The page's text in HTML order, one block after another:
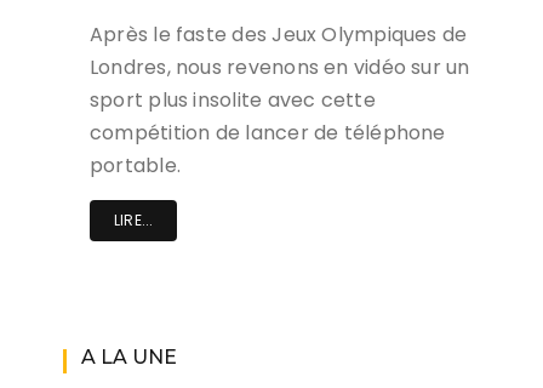
Après le faste des Jeux Olympiques de
Londres, nous revenons en vidéo sur un
sport plus insolite avec cette
compétition de lancer de téléphone
portable.
LIRE...
A LA UNE